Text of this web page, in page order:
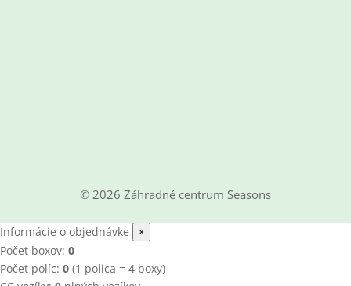
© 2026 Záhradné centrum Seasons
Informácie o objednávke ×
Počet boxov: 0
Počet políc: 0 (1 polica = 4 boxy)